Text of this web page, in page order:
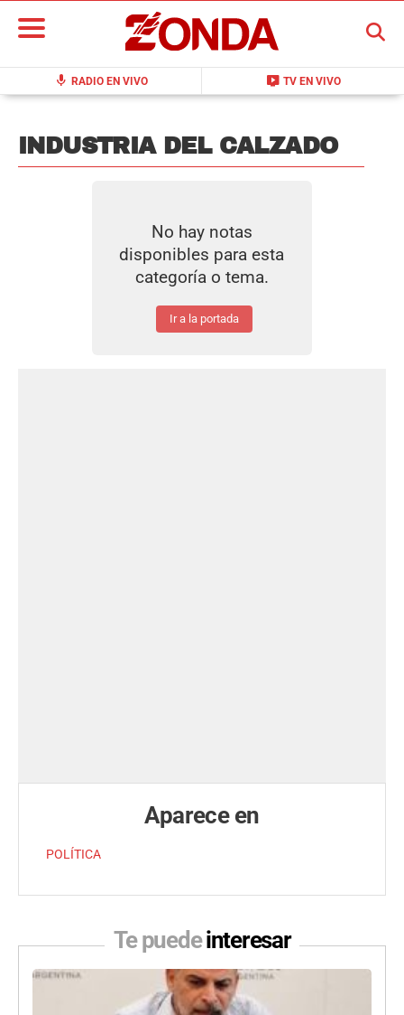
mic RADIO EN VIVO live_tv TV EN VIVO
BUSCAR
INDUSTRIA DEL CALZADO
No hay notas
disponibles para esta
categoría o tema.
Ir a la portada
Aparece en
POLÍTICA
Te puedeinteresar